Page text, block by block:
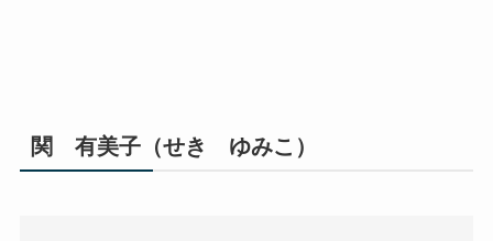
関 有美子（せき ゆみこ）